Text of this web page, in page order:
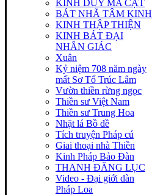
KINH DUY MA CẬT
BÁT NHÃ TÂM KINH
KINH THẬP THIỆN
KINH BÁT ĐẠI
NHÂN GIÁC
Xuân
Kỷ niệm 708 năm ngày
mất Sơ Tổ Trúc Lâm
Vườn thiền rừng ngọc
Thiền sư Việt Nam
Thiền sư Trung Hoa
Nhặt lá Bồ đề
Tích truyện Pháp cú
Giai thoại nhà Thiền
Kinh Pháp Bảo Đàn
THANH ĐĂNG LỤC
Video - Đại giới dàn
Pháp Loa